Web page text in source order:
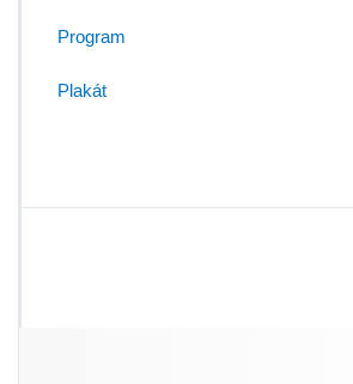
Program
Plakát